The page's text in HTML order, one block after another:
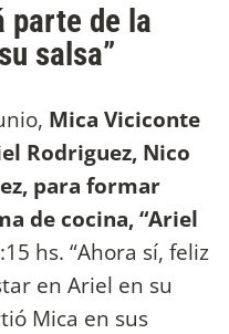
parte de la
salsa”
Mica Viciconte
Rodriguez, Nico
para formar
de cocina, “Ariel
hs. “Ahora sí, feliz
en Ariel en su
Mica en sus